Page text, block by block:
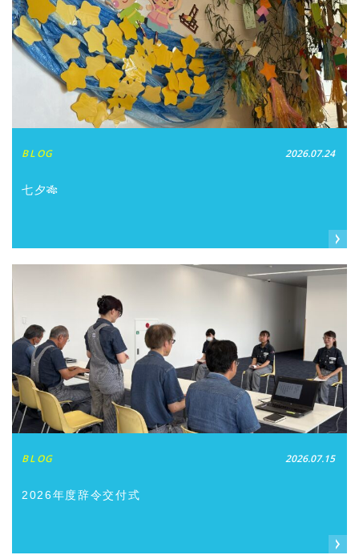
BLOG 2026.07.24
七夕🎋
BLOG 2026.07.15
2026年度辞令交付式